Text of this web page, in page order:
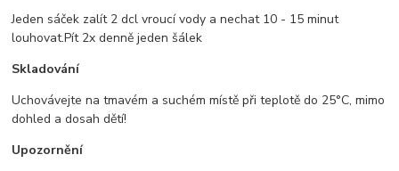
Jeden sáček zalít 2 dcl vroucí vody a nechat 10 - 15 minut
louhovat.Pít 2x denně jeden šálek
Skladování
Uchovávejte na tmavém a suchém místě při teplotě do 25°C, mimo
dohled a dosah dětí!
Upozornění